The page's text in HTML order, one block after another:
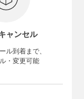
ャンセル
ル到着まで、
・変更可能